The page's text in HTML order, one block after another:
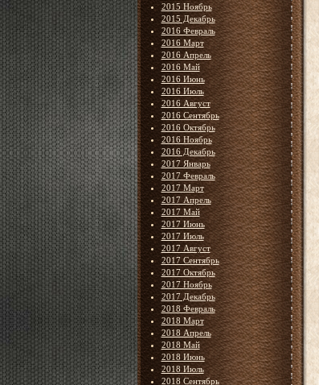
2015 Ноябрь
2015 Декабрь
2016 Февраль
2016 Март
2016 Апрель
2016 Май
2016 Июнь
2016 Июль
2016 Август
2016 Сентябрь
2016 Октябрь
2016 Ноябрь
2016 Декабрь
2017 Январь
2017 Февраль
2017 Март
2017 Апрель
2017 Май
2017 Июнь
2017 Июль
2017 Август
2017 Сентябрь
2017 Октябрь
2017 Ноябрь
2017 Декабрь
2018 Февраль
2018 Март
2018 Апрель
2018 Май
2018 Июнь
2018 Июль
2018 Сентябрь